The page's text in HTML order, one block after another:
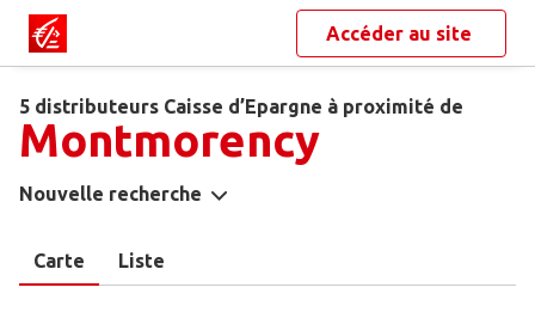
Accéder au site
5 distributeurs Caisse d’Epargne à proximité de
Montmorency
Nouvelle recherche
Carte Liste